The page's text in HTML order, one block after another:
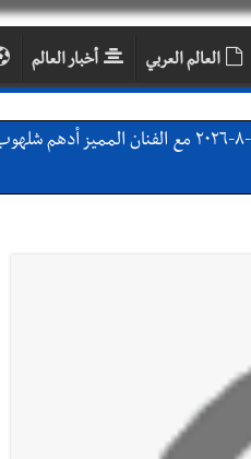
العالم العربي أخبار العالم
في تجريم العنصرية